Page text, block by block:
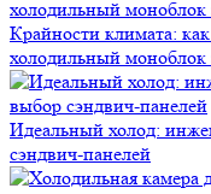
Крайности климата:
холодильный
Идеальный холод:
сэндвич-панелей